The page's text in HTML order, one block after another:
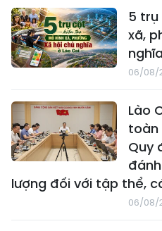
5 trụ
xã,
06/08/
Lào
toàn
Quy
lượng đối với tập thể,
06/08/